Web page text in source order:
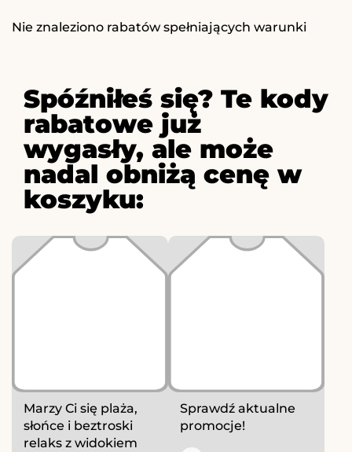
Nie znaleziono rabatów spełniających warunki
Spóźniłeś się? Te kody
rabatowe już
wygasły, ale może
nadal obniżą cenę w
koszyku:
Marzy Ci się plaża,
słońce i beztroski
relaks z widokiem
Sprawdź aktualne
promocje!